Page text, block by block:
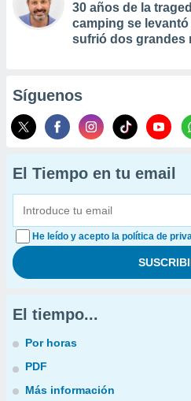
30 años de la
camping se
sufrió dos grandes
Síguenos
El Tiempo en tu email
He leído y acepto la política de
El tiempo...
Por horas
PDF
Más información